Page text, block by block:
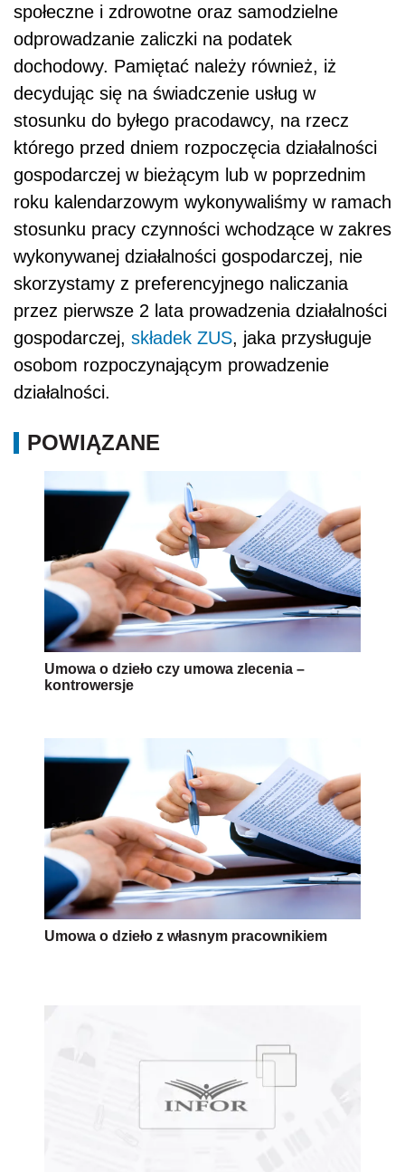
społeczne i zdrowotne oraz samodzielne
odprowadzanie zaliczki na podatek
dochodowy. Pamiętać należy również, iż
decydując się na świadczenie usług w
stosunku do byłego pracodawcy, na rzecz
którego przed dniem rozpoczęcia działalności
gospodarczej w bieżącym lub w poprzednim
roku kalendarzowym wykonywaliśmy w ramach
stosunku pracy czynności wchodzące w zakres
wykonywanej działalności gospodarczej, nie
skorzystamy z preferencyjnego naliczania
przez pierwsze 2 lata prowadzenia działalności
gospodarczej, składek ZUS, jaka przysługuje
osobom rozpoczynającym prowadzenie
działalności.
POWIĄZANE
Umowa o dzieło czy umowa zlecenia –
kontrowersje
Umowa o dzieło z własnym pracownikiem